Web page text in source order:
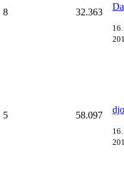
8 32.363
5 58.097